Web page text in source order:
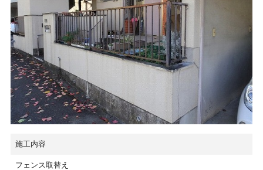
施工内容
フェンス取替え